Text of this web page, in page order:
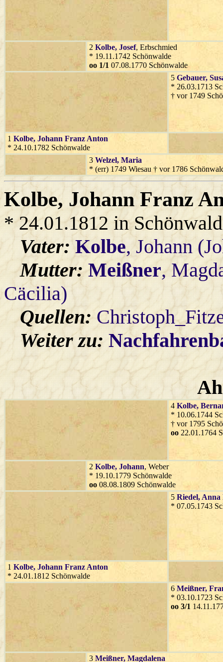
2 Kolbe, Josef, Erbschmied
* 19.11.1742 Schönwalde
oo 1/1 07.08.1770 Schönwalde
5 Gebauer,
* 26.03.1713
† vor 1749
1 Kolbe, Johann Franz Anton
* 24.10.1782 Schönwalde
3 Welzel, Maria
* (err) 1749 Wiesau † vor 1786
Kolbe, Johann Franz
* 24.01.1812 in
Vater:Kolbe, Johann
Mutter:Meißner,
Cäcilia)
Quellen:
Weiter zu:
4 Kolbe,
* 10.06.1744
† vor 1795
oo 22.01.1764
2 Kolbe, Johann, Weber
* 19.10.1779 Schönwalde
oo 08.08.1809 Schönwalde
5 Riedel, Anna
* 07.05.1743
1 Kolbe, Johann Franz Anton
* 24.01.1812 Schönwalde
6 Meißner,
* 03.10.1723
oo 3/1
3 Meißner, Magdalena